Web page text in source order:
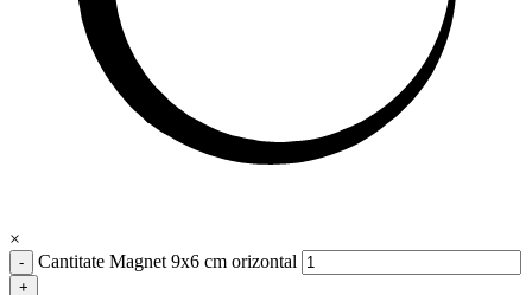
×
Cantitate Magnet 9x6 cm orizontal